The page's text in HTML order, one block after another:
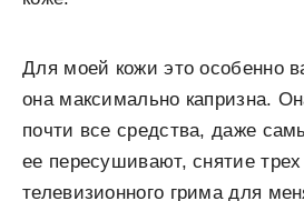
Для моей кожи это особенно
она максимально капризна.
почти все средства, даже
ее пересушивают, снятие
телевизионного грима для